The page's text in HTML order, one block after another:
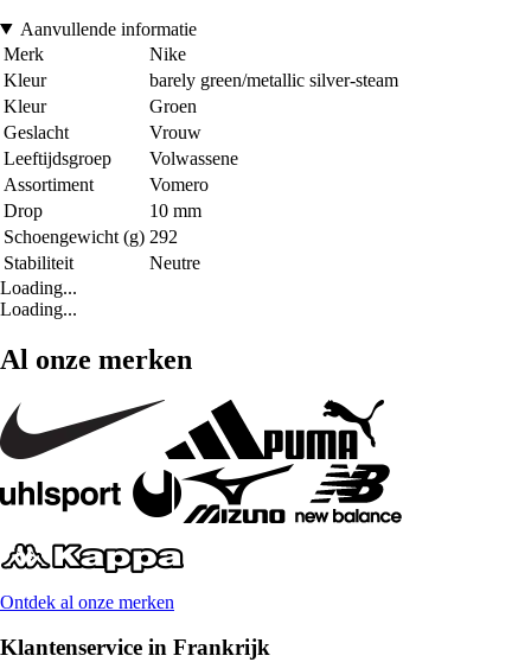
Aanvullende informatie
Merk
Nike
Kleur
barely green/metallic silver-steam
Kleur
Groen
Geslacht
Vrouw
Leeftijdsgroep
Volwassene
Assortiment
Vomero
Drop
10 mm
Schoengewicht (g) 292
Stabiliteit
Neutre
Loading...
Loading...
Al onze merken
Ontdek al onze merken
Klantenservice in Frankrijk